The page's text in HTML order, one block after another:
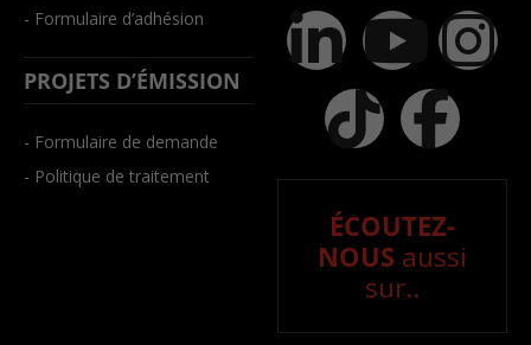
- Formulaire d’adhésion
PROJETS D’ÉMISSION
- Formulaire de demande
- Politique de traitement
ÉCOUTEZ-
NOUS aussi
sur..